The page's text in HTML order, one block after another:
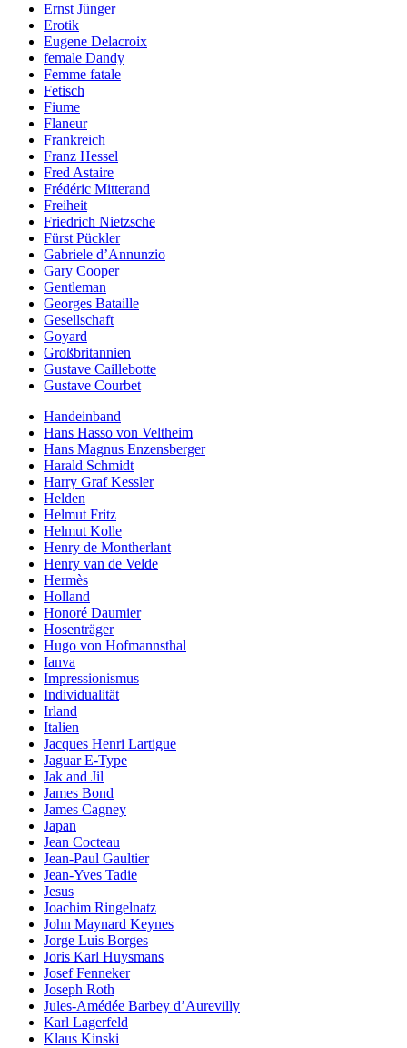
Ernst Jünger
Erotik
Eugene Delacroix
female Dandy
Femme fatale
Fetisch
Fiume
Flaneur
Frankreich
Franz Hessel
Fred Astaire
Frédéric Mitterand
Freiheit
Friedrich Nietzsche
Fürst Pückler
Gabriele d’Annunzio
Gary Cooper
Gentleman
Georges Bataille
Gesellschaft
Goyard
Großbritannien
Gustave Caillebotte
Gustave Courbet
Handeinband
Hans Hasso von Veltheim
Hans Magnus Enzensberger
Harald Schmidt
Harry Graf Kessler
Helden
Helmut Fritz
Helmut Kolle
Henry de Montherlant
Henry van de Velde
Hermès
Holland
Honoré Daumier
Hosenträger
Hugo von Hofmannsthal
Ianva
Impressionismus
Individualität
Irland
Italien
Jacques Henri Lartigue
Jaguar E-Type
Jak and Jil
James Bond
James Cagney
Japan
Jean Cocteau
Jean-Paul Gaultier
Jean-Yves Tadie
Jesus
Joachim Ringelnatz
John Maynard Keynes
Jorge Luis Borges
Joris Karl Huysmans
Josef Fenneker
Joseph Roth
Jules-Amédée Barbey d’Aurevilly
Karl Lagerfeld
Klaus Kinski